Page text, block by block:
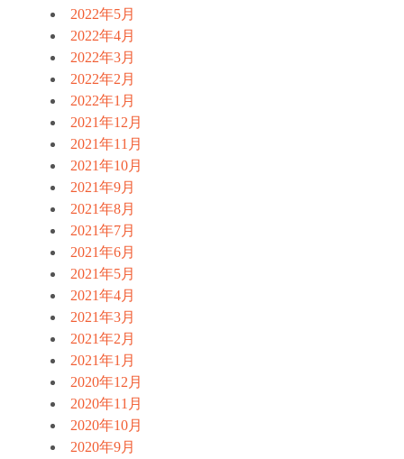
2022年5月
2022年4月
2022年3月
2022年2月
2022年1月
2021年12月
2021年11月
2021年10月
2021年9月
2021年8月
2021年7月
2021年6月
2021年5月
2021年4月
2021年3月
2021年2月
2021年1月
2020年12月
2020年11月
2020年10月
2020年9月